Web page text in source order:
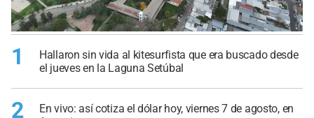
1
Hallaron sin vida al kitesurfista que era buscado desde
el jueves en la Laguna Setúbal
2
En vivo: así cotiza el dólar hoy, viernes 7 de agosto, en